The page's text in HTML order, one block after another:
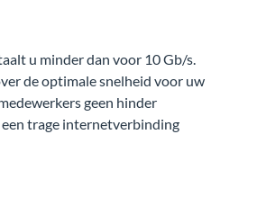
u minder dan voor 10 Gb/s.
de optimale snelheid voor uw
geen hinder
trage internetverbinding